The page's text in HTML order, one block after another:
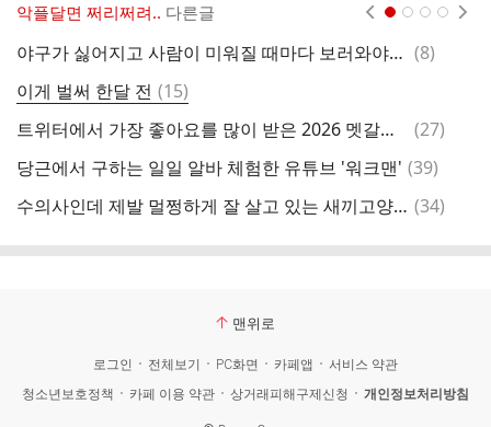
악플달면 쩌리쩌려.. 다른글
야구가 싫어지고 사람이 미워질 때마다 보러와야지 - KBO버전의 낭만젊음사랑 댓
(8)
이게 벌써 한달 전 댓
글
(15)
트위터에서 가장 좋아요를 많이 받은 2026 멧갈라룩
댓
(27)
당근에서 구하는 일일 알바 체험한 유튜브 '워크맨' 댓
(39)
수의사인데 제발 멀쩡하게 잘 살고 있는 새끼고양이 납치 좀 하지마 댓
(34)
맨위로
로그인 전체보기 PC화면 카페앱
서비스 약관
청소년보호정책
카페 이용 약관 상거래피해구제신청 개인정보처리방침